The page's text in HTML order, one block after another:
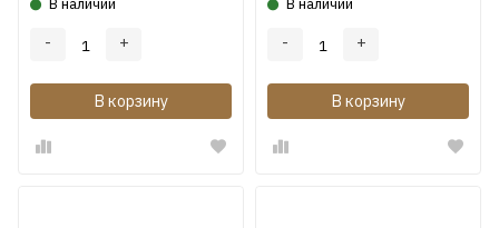
В наличии
- +
В корзину
В наличии
- +
В корзину